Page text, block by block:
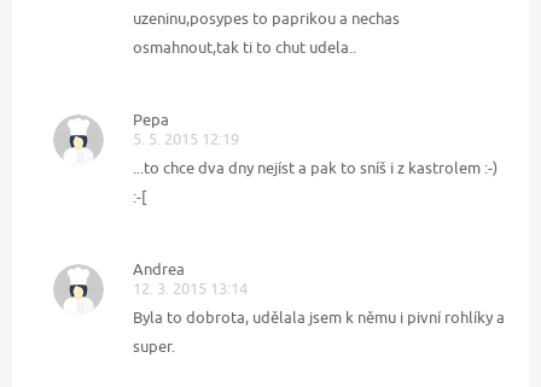
uzeninu,posypes to paprikou a nechas
osmahnout,tak ti to chut udela..
Pepa
5. 5. 2015 12:19
...to chce dva dny nejíst a pak to sníš i z kastrolem :-)
:-[
Andrea
12. 3. 2015 13:14
Byla to dobrota, udělala jsem k němu i pivní rohlíky a
super.